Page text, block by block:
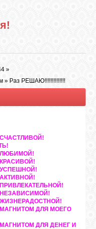
»
» Раз РЕШАЮ!!!!!!!!!!!!!!
ДЛЯ МОЕГО
ДЛЯ ДЕНЕГ И